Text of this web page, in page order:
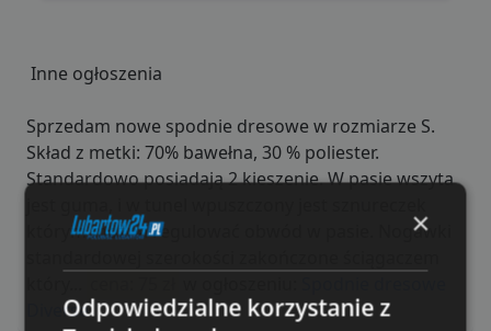
Inne ogłoszenia
Sprzedam nowe spodnie dresowe w rozmiarze S.
Skład z metki: 70% bawełna, 30 % poliester.
Standardowo posiadają 2 kieszenie. W pasie wszyta
którym można regulować obwód w pasie. Nogawki
Diverse
×
Odpowiedzialne korzystanie z